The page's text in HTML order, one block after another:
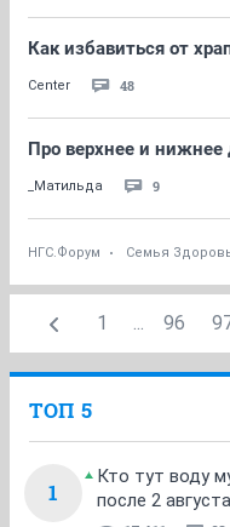
Как избавиться от
Center 48
Про верхнее и нижнее
_Матильда 9
НГС.Форум Семья
1 ... 96
ТОП 5
1
Кто тут воду
после 2 августа